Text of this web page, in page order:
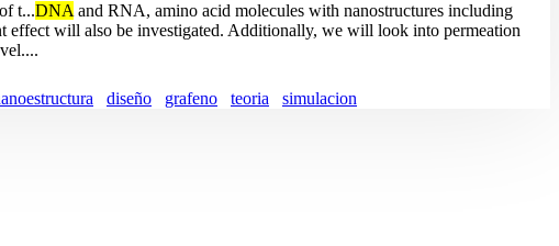
t...DNA and RNA, amino acid molecules with nanostructures including
effect will also be investigated. Additionally, we will look into permeation
diseño grafeno teoria simulacion